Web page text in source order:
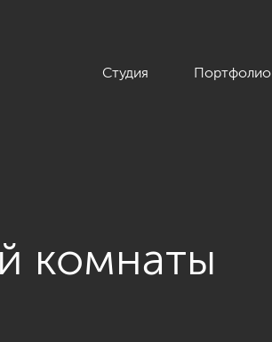
Студия Портфолио
комнаты